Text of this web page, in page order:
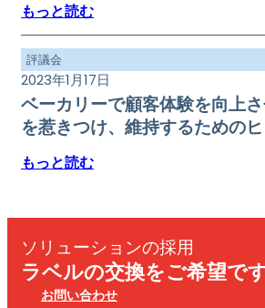
もっと読む
評議会
2023年1月17日
ベーカリーで顧客体験を向上
を惹きつけ、維持するための
もっと読む
ソリューションの採用
ラベルの交換をご希望で
お問い合わせ